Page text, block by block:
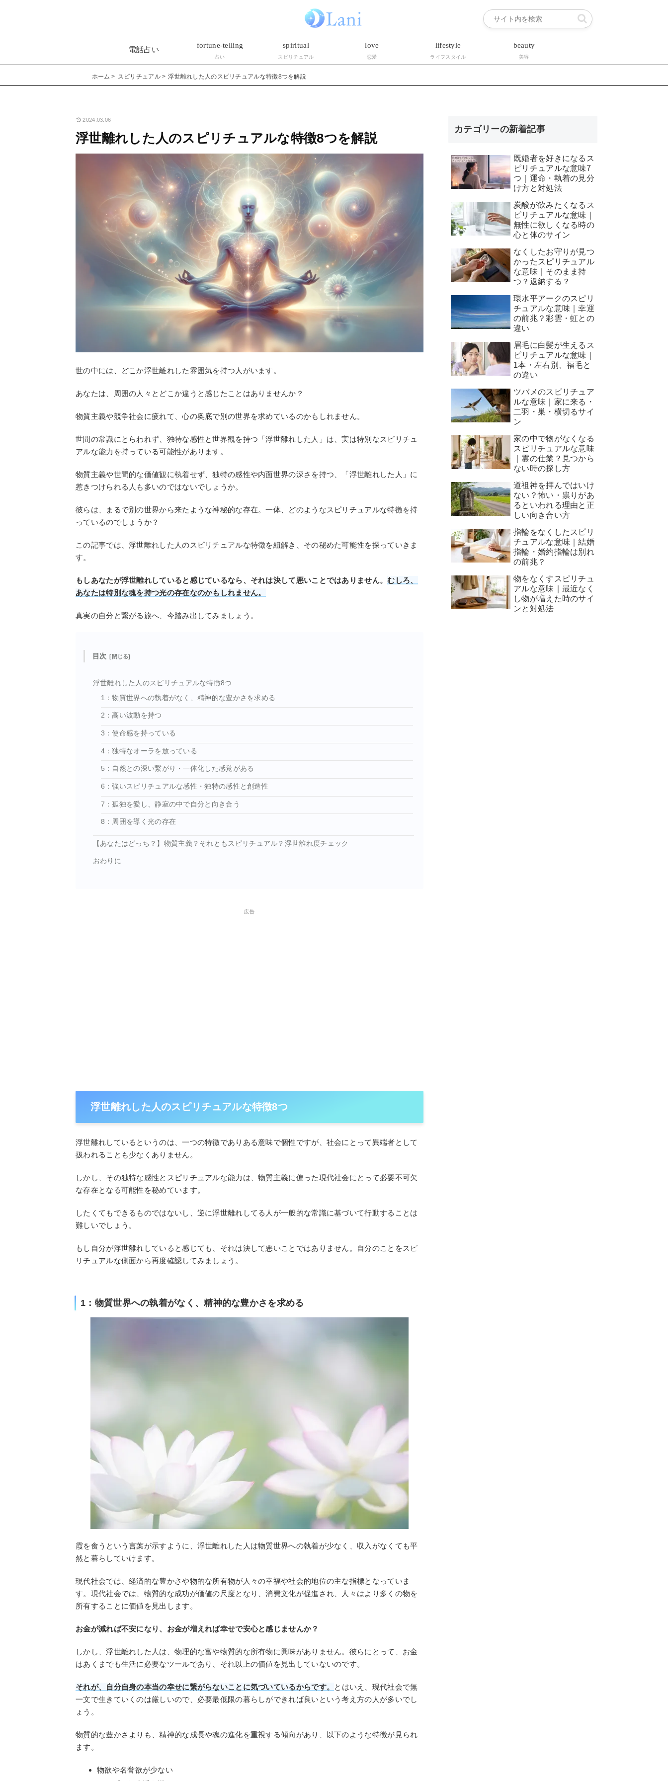
電話占い
fortune-telling
占い
spiritual
スピリチュアル
love
恋愛
lifestyle
ライフスタイル
beauty
美容
ホーム スピリチュアル 浮世離れした人のスピリチュアルな特徴8つを解説
2024.03.06
浮世離れした人のスピリチュアルな特徴8つを解説
世の中には、どこか浮世離れした雰囲気を持つ人がいます。
あなたは、周囲の人々とどこか違うと感じたことはありませんか？
物質主義や競争社会に疲れて、心の奥底で別の世界を求めているのかもしれません。
世間の常識にとらわれず、独特な感性と世界観を持つ「浮世離れした人」は、実は特別なスピリチュ
アルな能力を持っている可能性があります。
物質主義や世間的な価値観に執着せず、独特の感性や内面世界の深さを持つ、「浮世離れした人」に
惹きつけられる人も多いのではないでしょうか。
彼らは、まるで別の世界から来たような神秘的な存在。一体、どのようなスピリチュアルな特徴を持
っているのでしょうか？
この記事では、浮世離れした人のスピリチュアルな特徴を紐解き、その秘めた可能性を探っていきま
す。
もしあなたが浮世離れしていると感じているなら、それは決して悪いことではありません。むしろ、
あなたは特別な魂を持つ光の存在なのかもしれません。
真実の自分と繋がる旅へ、今踏み出してみましょう。
目次
浮世離れした人のスピリチュアルな特徴8つ
1：物質世界への執着がなく、精神的な豊かさを求める
2：高い波動を持つ
3：使命感を持っている
4：独特なオーラを放っている
5：自然との深い繋がり・一体化した感覚がある
6：強いスピリチュアルな感性・独特の感性と創造性
7：孤独を愛し、静寂の中で自分と向き合う
8：周囲を導く光の存在
【あなたはどっち？】物質主義？それともスピリチュアル？浮世離れ度チェック
おわりに
広告
浮世離れした人のスピリチュアルな特徴8つ
浮世離れしているというのは、一つの特徴でありある意味で個性ですが、社会にとって異端者として
扱われることも少なくありません。
しかし、その独特な感性とスピリチュアルな能力は、物質主義に偏った現代社会にとって必要不可欠
な存在となる可能性を秘めています。
したくてもできるものではないし、逆に浮世離れしてる人が一般的な常識に基づいて行動することは
難しいでしょう。
もし自分が浮世離れしていると感じても、それは決して悪いことではありません。自分のことをスピ
リチュアルな側面から再度確認してみましょう。
1：物質世界への執着がなく、精神的な豊かさを求める
霞を食うという言葉が示すように、浮世離れした人は物質世界への執着が少なく、収入がなくても平
然と暮らしていけます。
現代社会では、経済的な豊かさや物的な所有物が人々の幸福や社会的地位の主な指標となっていま
す。現代社会では、物質的な成功が価値の尺度となり、消費文化が促進され、人々はより多くの物を
所有することに価値を見出します。
お金が減れば不安になり、お金が増えれば幸せで安心と感じませんか？
しかし、浮世離れした人は、物理的な富や物質的な所有物に興味がありません。彼らにとって、お金
はあくまでも生活に必要なツールであり、それ以上の価値を見出していないのです。
それが、自分自身の本当の幸せに繋がらないことに気づいているからです。
とはいえ、現代社会で無
一文で生きていくのは厳しいので、必要最低限の暮らしができれば良いという考え方の人が多いでし
ょう。
物質的な豊かさよりも、精神的な成長や魂の進化を重視する傾向があり、以下のような特徴が見られ
ます。
物欲や名誉欲が少ない
カテゴリーの新着記事
既婚者を好きになるス
ピリチュアルな意味7
つ｜運命・執着の見分
け方と対処法
炭酸が飲みたくなるス
ピリチュアルな意味｜
無性に欲しくなる時の
心と体のサイン
なくしたお守りが見つ
かったスピリチュアル
な意味｜そのまま持
つ？返納する？
環水平アークのスピリ
チュアルな意味｜幸運
の前兆？彩雲・虹との
違い
眉毛に白髪が生えるス
ピリチュアルな意味｜
1本・左右別、福毛と
の違い
ツバメのスピリチュア
ルな意味｜家に来る・
二羽・巣・横切るサイ
ン
家の中で物がなくなる
スピリチュアルな意味
｜霊の仕業？見つから
ない時の探し方
道祖神を拝んではいけ
ない？怖い・祟りがあ
るといわれる理由と正
しい向き合い方
指輪をなくしたスピリ
チュアルな意味｜結婚
指輪・婚約指輪は別れ
の前兆？
物をなくすスピリチュ
アルな意味｜最近なく
し物が増えた時のサイ
ンと対処法